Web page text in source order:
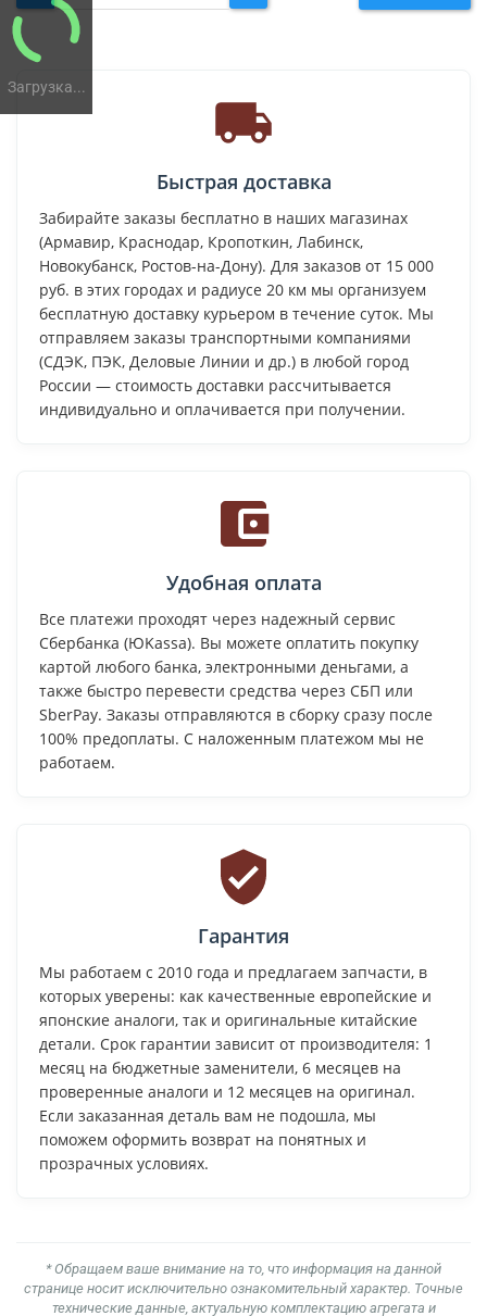
Загрузка...
Быстрая доставка
Забирайте заказы бесплатно в наших магазинах
(Армавир, Краснодар, Кропоткин, Лабинск,
Новокубанск, Ростов-на-Дону). Для заказов от 15 000
руб. в этих городах и радиусе 20 км мы организуем
бесплатную доставку курьером в течение суток. Мы
отправляем заказы транспортными компаниями
(СДЭК, ПЭК, Деловые Линии и др.) в любой город
России — стоимость доставки рассчитывается
индивидуально и оплачивается при получении.
Удобная оплата
Все платежи проходят через надежный сервис
Сбербанка (ЮKassa). Вы можете оплатить покупку
картой любого банка, электронными деньгами, а
также быстро перевести средства через СБП или
SberPay. Заказы отправляются в сборку сразу после
100% предоплаты. С наложенным платежом мы не
работаем.
Гарантия
Мы работаем с 2010 года и предлагаем запчасти, в
которых уверены: как качественные европейские и
японские аналоги, так и оригинальные китайские
детали. Срок гарантии зависит от производителя: 1
месяц на бюджетные заменители, 6 месяцев на
проверенные аналоги и 12 месяцев на оригинал.
Если заказанная деталь вам не подошла, мы
поможем оформить возврат на понятных и
прозрачных условиях.
* Обращаем ваше внимание на то, что информация на данной
странице носит исключительно ознакомительный характер. Точные
технические данные, актуальную комплектацию агрегата и